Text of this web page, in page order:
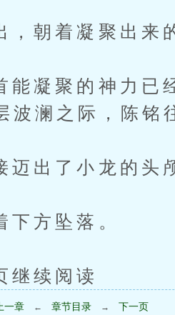
着凝聚出来的
聚的神力已经
波澜之际，陈
了小龙的头
方坠落。
续阅读
一章 ← 章节目录 → 下一页